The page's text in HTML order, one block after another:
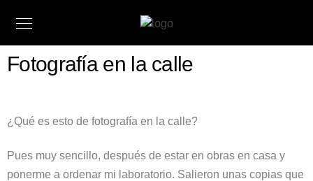
Fotografía en la calle
¿Qué es esto de fotografía en la calle?
Pues muy sencillo, después de estar en obras en casa y
ponerme a ordenar mi laboratorio. Salieron unas copias que